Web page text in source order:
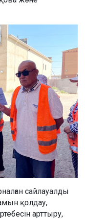
сайлауалды
қолдау,
арттыру,